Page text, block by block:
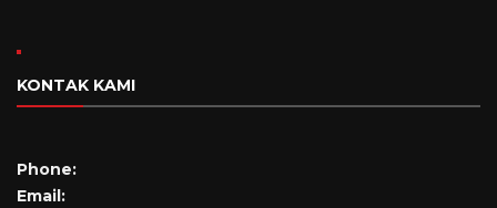
KONTAK KAMI
Phone:
Email: